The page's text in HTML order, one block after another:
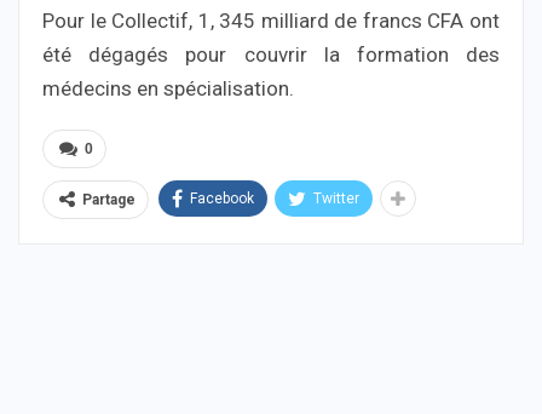
Pour le Collectif, 1, 345 milliard de francs CFA ont
été dégagés pour couvrir la formation des
médecins en spécialisation.
0
Partage Facebook Twitter